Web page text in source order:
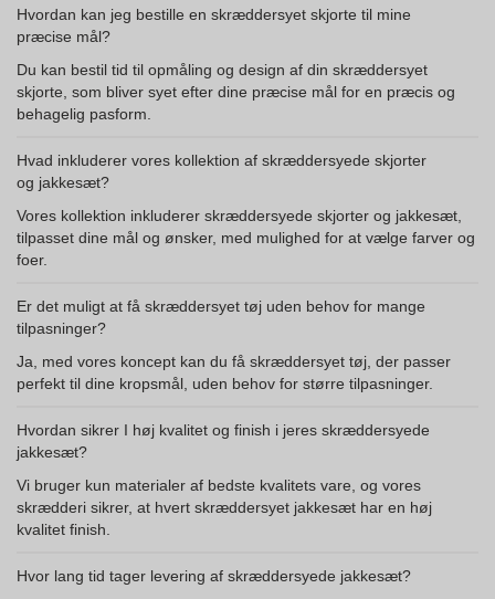
Hvordan kan jeg bestille en skræddersyet skjorte til mine
præcise mål?
Du kan bestil tid til opmåling og design af din skræddersyet
skjorte, som bliver syet efter dine præcise mål for en præcis og
behagelig pasform.
Hvad inkluderer vores kollektion af skræddersyede skjorter
og jakkesæt?
Vores kollektion inkluderer skræddersyede skjorter og jakkesæt,
tilpasset dine mål og ønsker, med mulighed for at vælge farver og
foer.
Er det muligt at få skræddersyet tøj uden behov for mange
tilpasninger?
Ja, med vores koncept kan du få skræddersyet tøj, der passer
perfekt til dine kropsmål, uden behov for større tilpasninger.
Hvordan sikrer I høj kvalitet og finish i jeres skræddersyede
jakkesæt?
Vi bruger kun materialer af bedste kvalitets vare, og vores
skrædderi sikrer, at hvert skræddersyet jakkesæt har en høj
kvalitet finish.
Hvor lang tid tager levering af skræddersyede jakkesæt?